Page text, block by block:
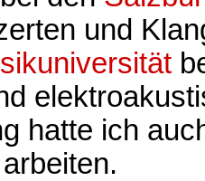
und
hatte ich